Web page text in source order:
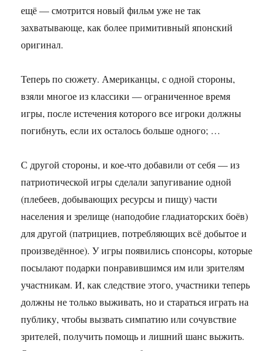
ещё — смотрится новый фильм уже не так
захватывающе, как более примитивный японский
оригинал.
Теперь по сюжету. Американцы, с одной стороны,
взяли многое из классики — ограниченное время
игры, после истечения которого все игроки должны
погибнуть, если их осталось больше одного; …
С другой стороны, и кое-что добавили от себя — из
патриотической игры сделали запугивание одной
(плебеев, добывающих ресурсы и пищу) части
населения и зрелище (наподобие гладиаторских боёв)
для другой (патрициев, потребляющих всё добытое и
произведённое). У игры появились спонсоры, которые
посылают подарки понравившимся им или зрителям
участникам. И, как следствие этого, участники теперь
должны не только выживать, но и стараться играть на
публику, чтобы вызвать симпатию или сочувствие
зрителей, получить помощь и лишний шанс выжить.